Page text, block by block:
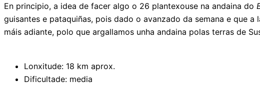
En principio, a idea de facer algo o 26 plantexouse na andaina do
guisantes e pataquiñas, pois dado o avanzado da semana e que
máis adiante, polo que argallamos unha andaina polas terras de
Lonxitude: 18 km aprox.
Dificultade: media